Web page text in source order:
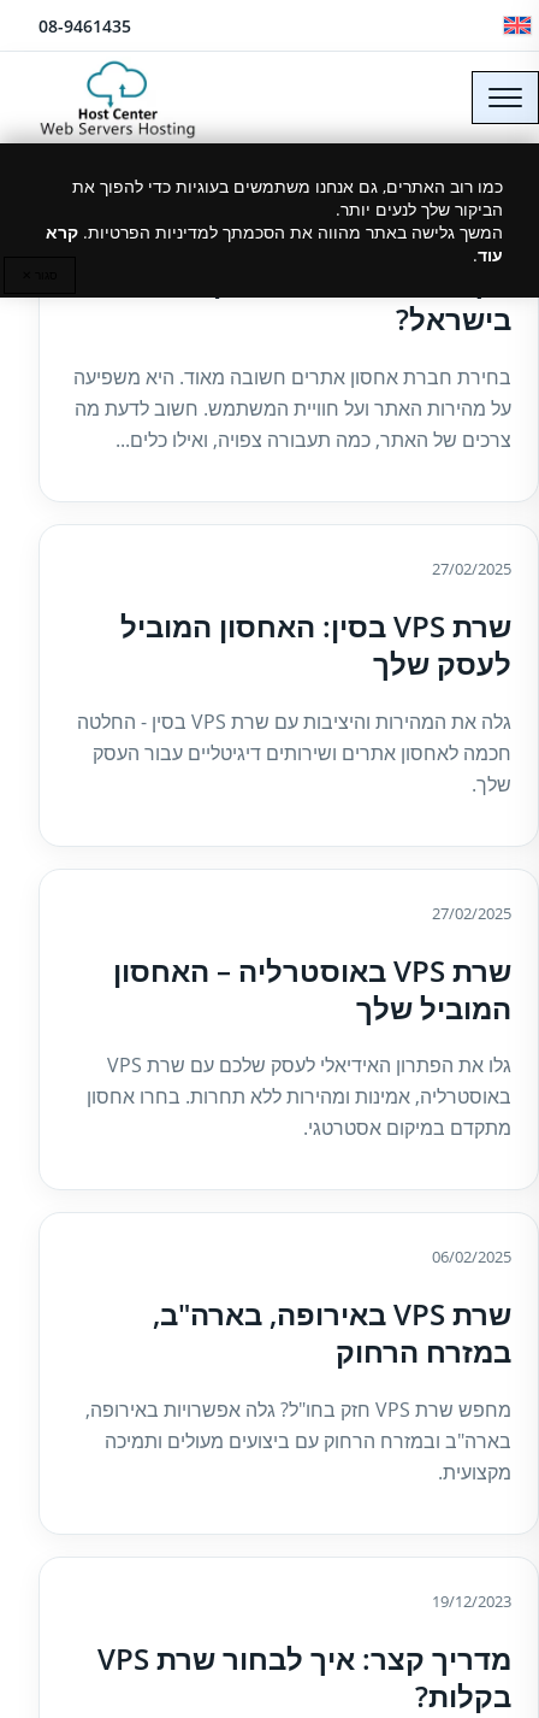
דלג לתוכן 08-9461435
כמו רוב האתרים, גם אנחנו משתמשים בעוגיות כדי להפוך את
הביקור שלך לנעים יותר.
המשך גלישה באתר מהווה את הסכמתך למדיניות הפרטיות. קרא
עוד.
30/06/2026
בישראל?
בחירת חברת אחסון אתרים חשובה מאוד. היא משפיעה
על מהירות האתר ועל חוויית המשתמש. חשוב לדעת מה
צרכים של האתר, כמה תעבורה צפויה, ואילו כלים...
27/02/2025
שרת VPS בסין: האחסון המוביל
לעסק שלך
גלה את המהירות והיציבות עם שרת VPS בסין - החלטה
חכמה לאחסון אתרים ושירותים דיגיטליים עבור העסק
שלך.
27/02/2025
שרת VPS באוסטרליה – האחסון
המוביל שלך
גלו את הפתרון האידיאלי לעסק שלכם עם שרת VPS
באוסטרליה, אמינות ומהירות ללא תחרות. בחרו אחסון
מתקדם במיקום אסטרטגי.
06/02/2025
שרת VPS באירופה, בארה"ב,
במזרח הרחוק
מחפש שרת VPS חזק בחו"ל? גלה אפשרויות באירופה,
בארה"ב ובמזרח הרחוק עם ביצועים מעולים ותמיכה
מקצועית.
19/12/2023
מדריך קצר: איך לבחור שרת VPS
בקלות?